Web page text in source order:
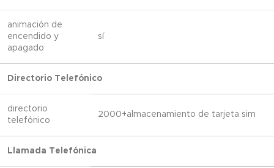
animación de
encendido y
apagado
sí
Directorio Telefónico
directorio
telefónico
2000+almacenamiento de tarjeta sim
Llamada Telefónica